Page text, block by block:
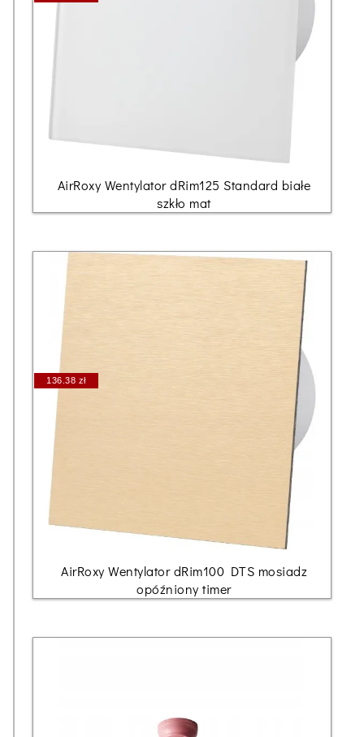
AirRoxy Wentylator dRim125 Standard białe
szkło mat
136.38 zł
AirRoxy Wentylator dRim100 DTS mosiadz
opóźniony timer